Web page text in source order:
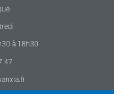
à 18h30
47